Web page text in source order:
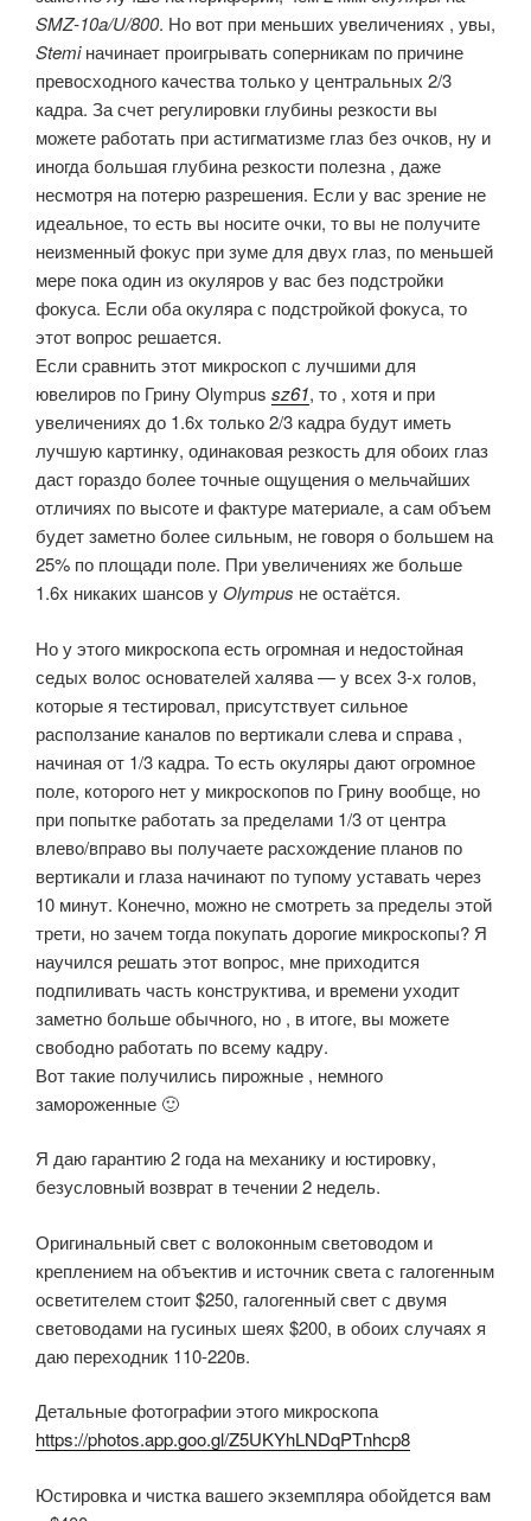
SMZ-10a/U/800. Но вот при меньших увеличениях , увы,
Stemiначинает проигрывать соперникам по причине
превосходного качества только у центральных 2/3
кадра. За счет регулировки глубины резкости вы
можете работать при астигматизме глаз без очков, ну и
иногда большая глубина резкости полезна , даже
несмотря на потерю разрешения. Если у вас зрение не
идеальное, то есть вы носите очки, то вы не получите
неизменный фокус при зуме для двух глаз, по меньшей
мере пока один из окуляров у вас без подстройки
фокуса. Если оба окуляра с подстройкой фокуса, то
этот вопрос решается.
Если сравнить этот микроскоп с лучшими для
ювелиров по Грину Olympus sz61, то , хотя и при
увеличениях до 1.6x только 2/3 кадра будут иметь
лучшую картинку, одинаковая резкость для обоих глаз
даст гораздо более точные ощущения о мельчайших
отличиях по высоте и фактуре материале, а сам объем
будет заметно более сильным, не говоря о большем на
25% по площади поле. При увеличениях же больше
1.6x никаких шансов у Olympus не остаётся.
Но у этого микроскопа есть огромная и недостойная
седых волос основателей халява — у всех 3-х голов,
которые я тестировал, присутствует сильное
расползание каналов по вертикали слева и справа ,
начиная от 1/3 кадра. То есть окуляры дают огромное
поле, которого нет у микроскопов по Грину вообще, но
при попытке работать за пределами 1/3 от центра
влево/вправо вы получаете расхождение планов по
вертикали и глаза начинают по тупому уставать через
10 минут. Конечно, можно не смотреть за пределы этой
трети, но зачем тогда покупать дорогие микроскопы? Я
научился решать этот вопрос, мне приходится
подпиливать часть конструктива, и времени уходит
заметно больше обычного, но , в итоге, вы можете
свободно работать по всему кадру.
Вот такие получились пирожные , немного
замороженные 🙂
Я даю гарантию 2 года на механику и юстировку,
безусловный возврат в течении 2 недель.
Оригинальный свет с волоконным световодом и
креплением на объектив и источник света с галогенным
осветителем стоит $250, галогенный свет с двумя
световодами на гусиных шеях $200, в обоих случаях я
даю переходник 110-220в.
Детальные фотографии этого микроскопа
https://photos.app.goo.gl/Z5UKYhLNDqPTnhcp8
Юстировка и чистка вашего экземпляра обойдется вам